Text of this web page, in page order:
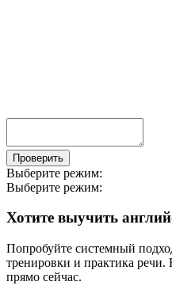
Проверить
Выберите режим:
Выберите режим:
Хотите выучить
Попробуйте системный
тренировки и практика речи.
прямо сейчас.